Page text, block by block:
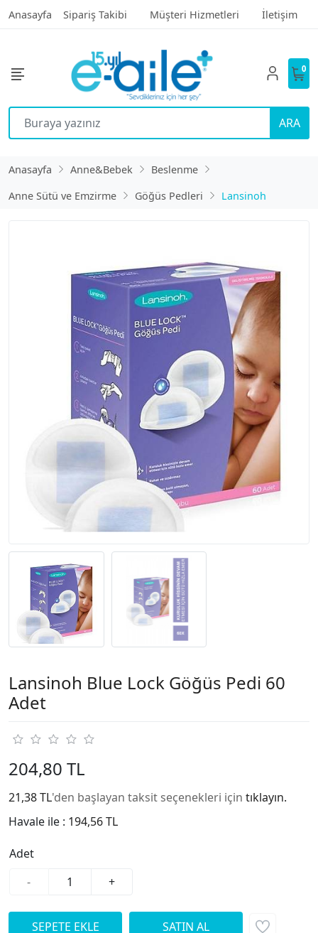
Anasayfa Sipariş Takibi Müşteri Hizmetleri İletişim
ARA
0
Anasayfa Anne&Bebek
Beslenme
Anne Sütü ve Emzirme
Göğüs Pedleri Lansinoh
Lansinoh Blue Lock Göğüs Pedi 60
Adet
204,80 TL
21,38 TL'den başlayan taksit seçenekleri için tıklayın.
Havale ile : 194,56 TL
Adet
-
+